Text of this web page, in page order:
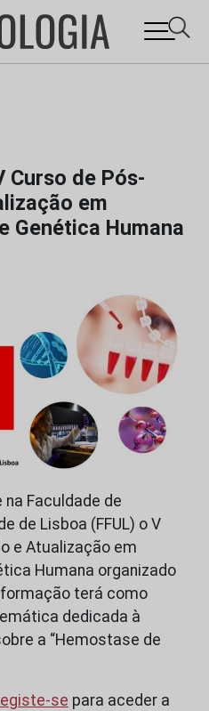
Curso de Pós-
em
Genética Humana
Faculdade de
de Lisboa (FFUL) o V
e Atualização em
Humana organizado
terá como
dedicada à
a “Hemostase de
se para aceder a